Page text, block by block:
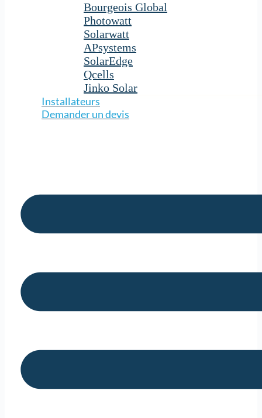
Bourgeois Global
Photowatt
Solarwatt
APsystems
SolarEdge
Qcells
Jinko Solar
Installateurs
Demander un devis